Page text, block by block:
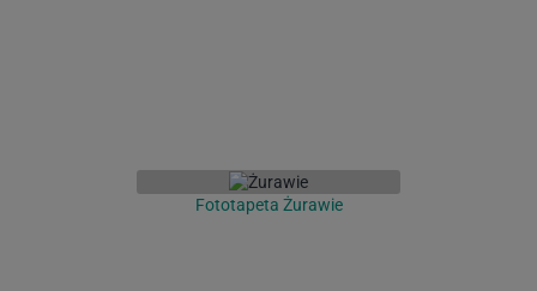
Fototapeta Żurawie